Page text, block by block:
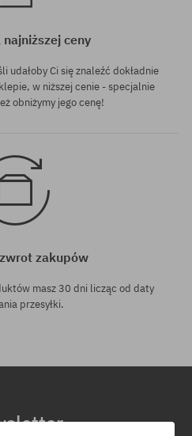
najniższej ceny
udałoby Ci się znaleźć dokładnie
w niższej cenie - specjalnie
obniżymy jego cenę!
zakupów
masz 30 dni licząc od daty
przesyłki.